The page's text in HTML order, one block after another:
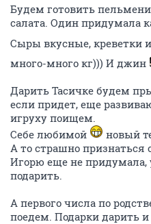
Будем готовить пельмени
салата. Один придумала
Сыры вкусные, креветки
много-много кг))) И джин
Дарить Тасичке будем
если придет, еще
игруху поищем.
Себе любимой
новый
А то страшно признаться
Игорю еще не придумала,
подарить.
А первого числа по
поедем. Подарки дарить и